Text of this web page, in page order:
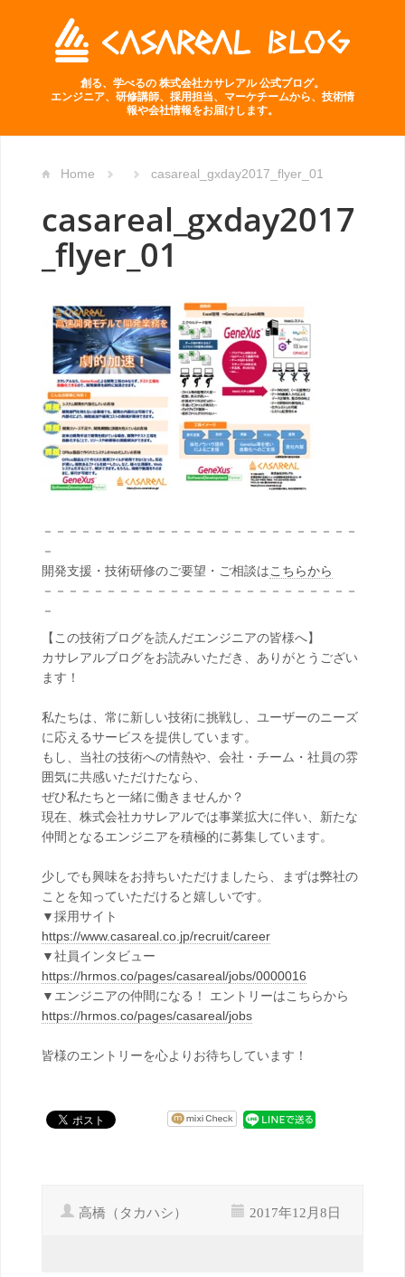
創る、学べるの 株式会社カサレアル 公式ブログ。
エンジニア、研修講師、採用担当、マーケチームから、技術情
報や会社情報をお届けします。
Home casareal_gxday2017_flyer_01
casareal_gxday2017
_flyer_01
－－－－－－－－－－－－－－－－－－－－－－－－－
－
開発支援・技術研修のご要望・ご相談はこちらから
－－－－－－－－－－－－－－－－－－－－－－－－－
－
【この技術ブログを読んだエンジニアの皆様へ】
カサレアルブログをお読みいただき、ありがとうござい
ます！
私たちは、常に新しい技術に挑戦し、ユーザーのニーズ
に応えるサービスを提供しています。
もし、当社の技術への情熱や、会社・チーム・社員の雰
囲気に共感いただけたなら、
ぜひ私たちと一緒に働きませんか？
現在、株式会社カサレアルでは事業拡大に伴い、新たな
仲間となるエンジニアを積極的に募集しています。
少しでも興味をお持ちいただけましたら、まずは弊社の
ことを知っていただけると嬉しいです。
▼採用サイト
https://www.casareal.co.jp/recruit/career
▼社員インタビュー
https://hrmos.co/pages/casareal/jobs/0000016
▼エンジニアの仲間になる！ エントリーはこちらから
https://hrmos.co/pages/casareal/jobs
皆様のエントリーを心よりお待ちしています！
高橋（タカハシ） 2017年12月8日